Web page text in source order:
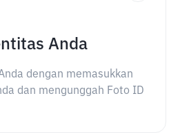
Anda
dengan memasukkan
dan mengunggah Foto ID